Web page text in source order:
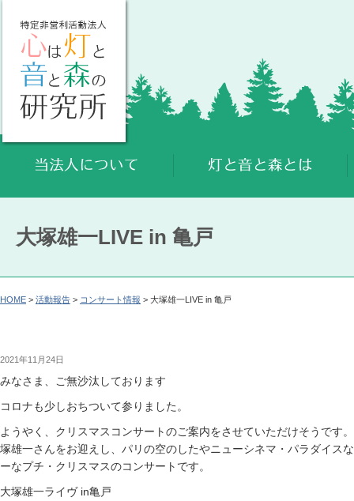
大塚雄一LIVE in 亀戸
HOME > 活動報告 > コンサート情報 > 大塚雄一LIVE in 亀戸
2021年11月24日
みなさま、ご無沙汰しております
コロナも少しおちついて参りました。
ようやく、クリスマスコンサートのご案内をさせていただけそうです
塚雄一さんをお迎えし、パリの空のしたやニューシネマ・パラダイス
ーなプチ・クリスマスのコンサートです。
大塚雄一ライヴ in亀戸